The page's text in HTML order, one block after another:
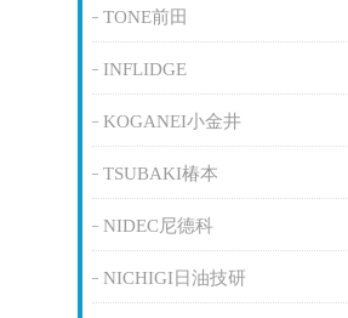
TONE前田
INFLIDGE
KOGANEI小金井
TSUBAKI椿本
NIDEC尼德科
NICHIGI日油技研